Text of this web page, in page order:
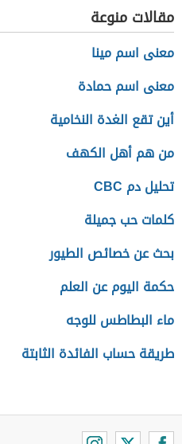
مقالات منوعة
معنى اسم مينا
معنى اسم حمادة
أين تقع الغدة النخامية
من هم أهل الكهف
تحليل دم CBC
كلمات حب جميلة
بحث عن خصائص الطيور
حكمة اليوم عن العلم
ماء البطاطس للوجه
طريقة حساب الفائدة الثابتة